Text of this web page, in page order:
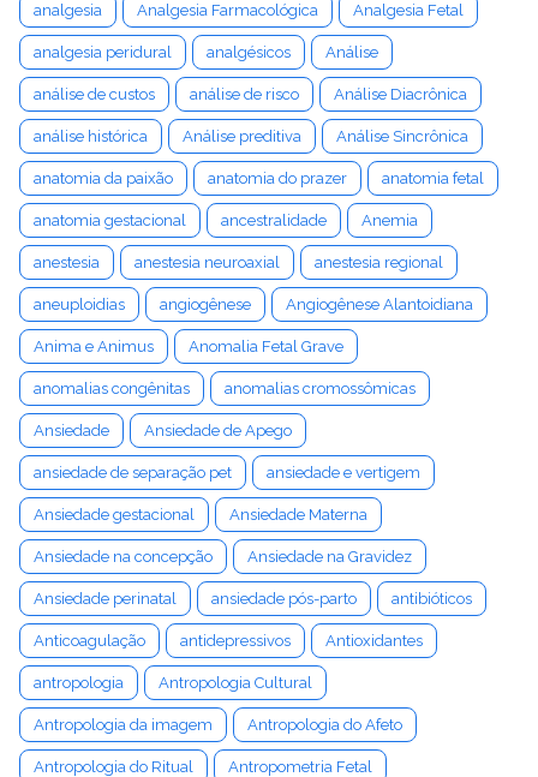
analgesia Analgesia Farmacológica Analgesia Fetal
analgesia peridural analgésicos Análise
análise de custos análise de risco Análise Diacrônica
análise histórica Análise preditiva Análise Sincrônica
anatomia da paixão anatomia do prazer anatomia fetal
anatomia gestacional ancestralidade Anemia
anestesia anestesia neuroaxial anestesia regional
aneuploidias angiogênese Angiogênese Alantoidiana
Anima e Animus Anomalia Fetal Grave
anomalias congênitas anomalias cromossômicas
Ansiedade Ansiedade de Apego
ansiedade de separação pet ansiedade e vertigem
Ansiedade gestacional Ansiedade Materna
Ansiedade na concepção Ansiedade na Gravidez
Ansiedade perinatal ansiedade pós-parto antibióticos
Anticoagulação antidepressivos Antioxidantes
antropologia Antropologia Cultural
Antropologia da imagem Antropologia do Afeto
Antropologia do Ritual Antropometria Fetal